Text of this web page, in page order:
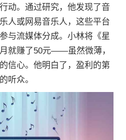
动。通过研究，他发现了音
人或网易音乐人，这些平台
与流媒体分成。小林将《星
就赚了50元——虽然微薄，
信心。他明白了，盈利的第
听众。